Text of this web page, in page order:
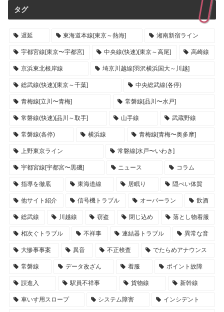
タグ
遅延 東海道本線[東京～熱海] 湘南新宿ライン
宇都宮線[東京〜宇都宮] 中央線(快速)[東京～高尾] 高崎線
京浜東北根岸線 埼京川越線[羽沢横浜国大～川越]
総武線(快速)[東京～千葉] 中央総武線(各停)
青梅線[立川〜青梅] 常磐線[品川〜水戸]
常磐線(快速)[品川～取手] 山手線 武蔵野線
常磐線(各停) 横浜線 青梅線[青梅〜奥多摩]
上野東京ライン 常磐線[水戸〜いわき]
宇都宮線[宇都宮〜黒磯] ニュース コラム
指導を徹底 東海道線 居眠り 隠ぺい体質
他サイト紹介 信号機トラブル オーバーラン 飲酒
総武線 川越線 窃盗 閉じ込め 落とし物着服
相次ぐトラブル 不祥事 連結器トラブル 異常な音
大惨事事案 異音 不正検査 でたらめアナウンス
常磐線 データ改ざん 着服 ポイント故障
誤進入 駅員不祥事 貨物線 新幹線
車いす用スロープ システム障害 インシデント